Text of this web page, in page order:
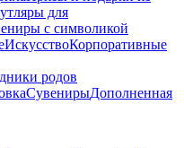
для
с символикой
ИскусствоКорпоративные
родов
СувенирыДополненная